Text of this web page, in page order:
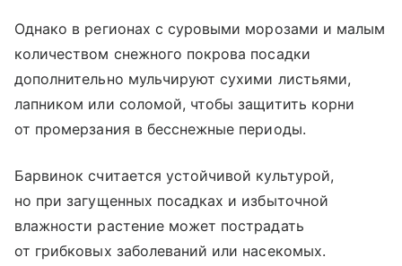
Однако в регионах с суровыми морозами и малым
количеством снежного покрова посадки
дополнительно мульчируют сухими листьями,
лапником или соломой, чтобы защитить корни
от промерзания в бесснежные периоды.
Барвинок считается устойчивой культурой,
но при загущенных посадках и избыточной
влажности растение может пострадать
от грибковых заболеваний или насекомых.